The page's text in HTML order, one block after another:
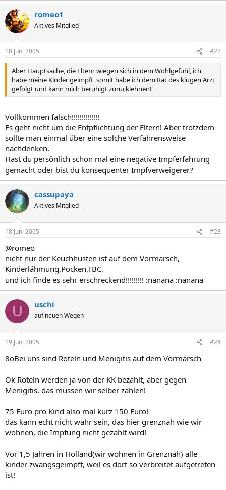
romeo1
Aktives Mitglied
18 Juni 2005 #22
Aber Hauptsache, die Eltern wiegen sich in dem Wohlgefühl, ich
habe meine Kinder geimpft, somit habe ich dem Rat des klugen Arzt
gefolgt und kann mich beruhigt zurücklehnen!
Vollkommen falsch!!!!!!!!!!!!!!
Es geht nicht um die Entpflichtung der Eltern! Aber trotzdem
sollte man einmal über eine solche Verfahrensweise
nachdenken.
Hast du persönlich schon mal eine negative Impferfahrung
gemacht oder bist du konsequenter Impfverweigerer?
cassupaya
Aktives Mitglied
18 Juni 2005 #23
@romeo
nicht nur der Keuchhusten ist auf dem Vormarsch,
Kinderlähmung,Pocken,TBC,
und ich finde es sehr erschreckend!!!!!!!!! :nanana :nanana
U uschi
auf neuen Wegen
19 Juni 2005 #24
8oBei uns sind Röteln und Menigitis auf dem Vormarsch
Ok Röteln werden ja von der KK bezahlt, aber gegen
Menigitis, das müssen wir selber zahlen!
75 Euro pro Kind also mal kurz 150 Euro!
das kann echt nicht wahr sein, das hier grenznah wie wir
wohnen, die Impfung nicht gezahlt wird!
Vor 1,5 Jahren in Holland(wir wohnen in Grenznah) alle
kinder zwangsgeimpft, weil es dort so verbreitet aufgetreten
ist!